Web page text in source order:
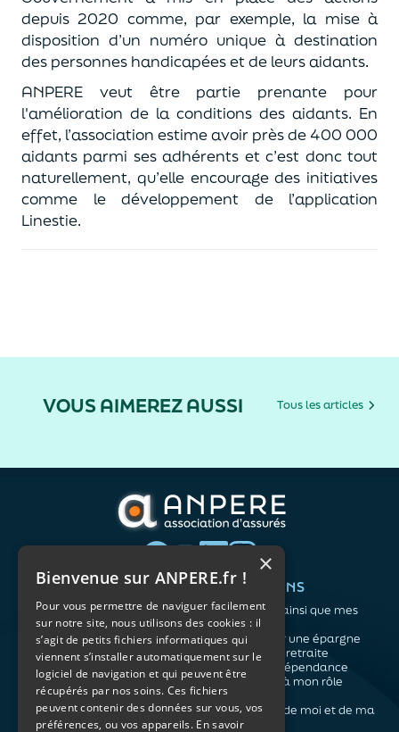
depuis 2020 comme, par exemple, la mise à
disposition d’un numéro unique à destination
des personnes handicapées et de leurs aidants.
ANPERE veut être partie prenante pour
l'amélioration de la conditions des aidants. En
effet, l’association estime avoir près de 400 000
aidants parmi ses adhérents et c’est donc tout
naturellement, qu’elle encourage des initiatives
comme le développement de l’application
Linestie.
VOUS AIMEREZ AUSSI Tous les articles
QUI SOMMES-NOUS ?
L'association
Notre organisation
L’équipe
Les atouts du contrat
associatif
VOS BESOINS
Me protéger ainsi que mes
proches
Me constituer une épargne
Préparer ma retraite
Anticiper la dépendance
Me préparer à mon rôle
d'aidant
Prendre soin de moi et de ma
santé
×
Bienvenue sur ANPERE.fr !
Pour vous permettre de naviguer facilement
sur notre site, nous utilisons des cookies : il
s’agit de petits fichiers informatiques qui
viennent s’installer automatiquement sur le
logiciel de navigation et qui peuvent être
récupérés par nos soins. Ces fichiers
peuvent contenir des données sur vous, vos
préférences, ou vos appareils. En savoir